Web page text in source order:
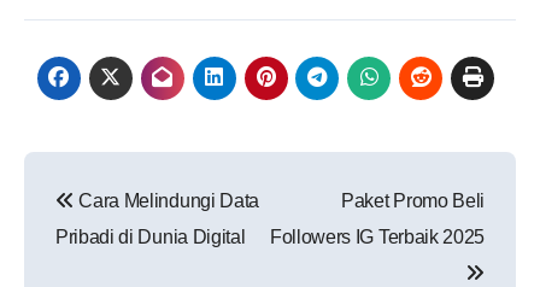
pos
Cara Melindungi Data
Pribadi di Dunia Digital
Paket Promo Beli
Followers IG Terbaik 2025